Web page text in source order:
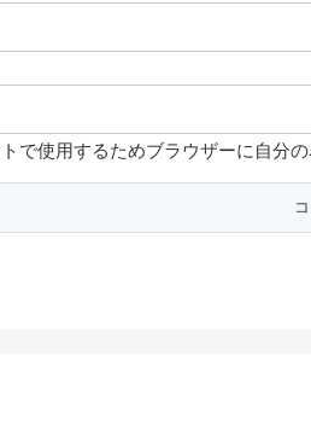
で使用するためブラウザーに自分